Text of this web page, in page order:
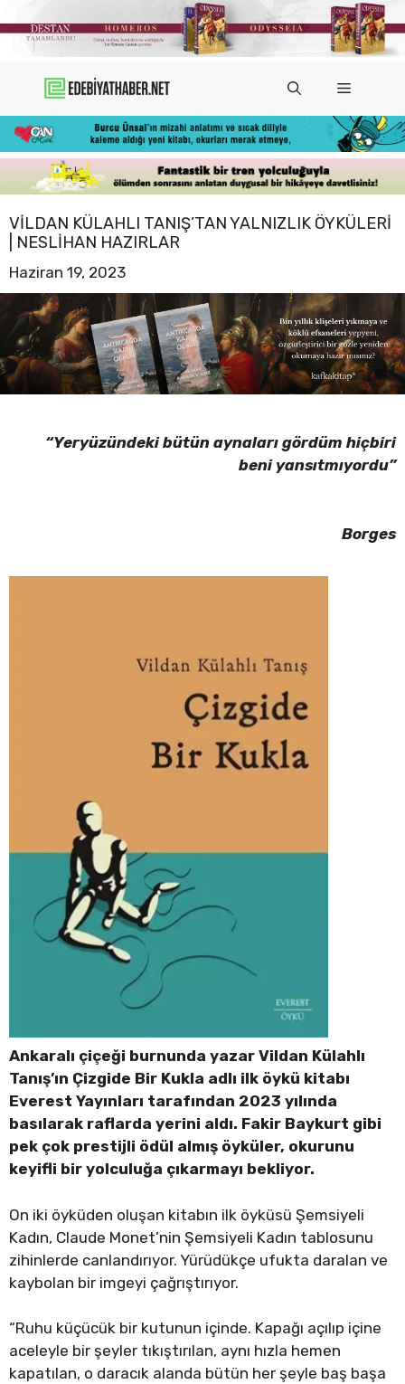
atla
Menü
VILDAN KÜLAHLI TANIŞ’TAN YALNIZLIK ÖYKÜLERI
| NESLIHAN HAZIRLAR
Haziran 19, 2023
“Yeryüzündeki bütün aynaları gördüm hiçbiri
beni yansıtmıyordu”
Borges
Ankaralı çiçeği burnunda yazar Vildan Külahlı
Tanış’ın Çizgide Bir Kukla adlı ilk öykü kitabı
Everest Yayınları tarafından 2023 yılında
basılarak raflarda yerini aldı. Fakir Baykurt gibi
pek çok prestijli ödül almış öyküler, okurunu
keyifli bir yolculuğa çıkarmayı bekliyor.
On iki öyküden oluşan kitabın ilk öyküsü Şemsiyeli
Kadın, Claude Monet’nin Şemsiyeli Kadın tablosunu
zihinlerde canlandırıyor. Yürüdükçe ufukta daralan ve
kaybolan bir imgeyi çağrıştırıyor.
“Ruhu küçücük bir kutunun içinde. Kapağı açılıp içine
aceleyle bir şeyler tıkıştırılan, aynı hızla hemen
kapatılan, o daracık alanda bütün her şeyle baş başa